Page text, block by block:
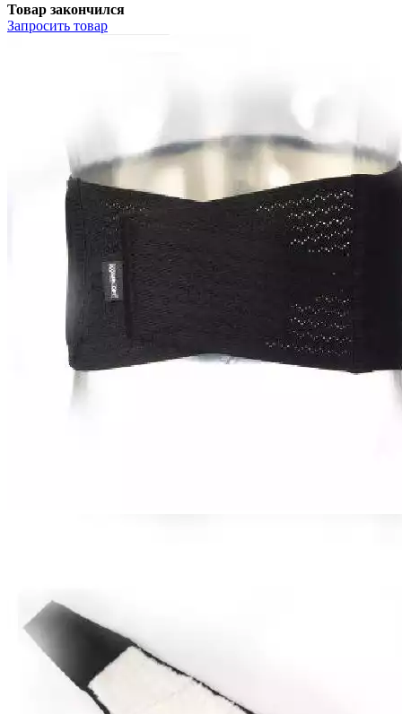
Товар закончился
Запросить товар